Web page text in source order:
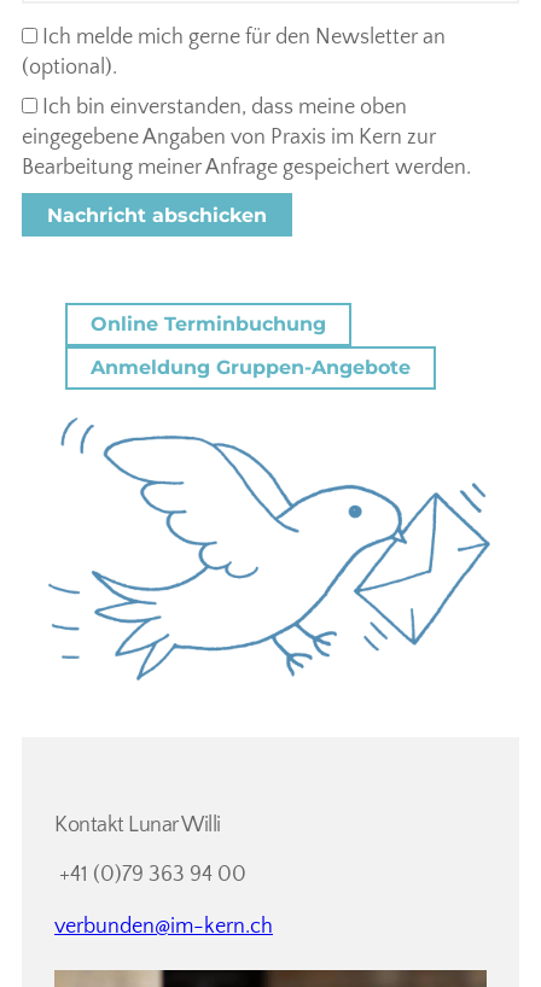
Ich melde mich gerne für den Newsletter an
(optional).
Ich bin einverstanden, dass meine oben
eingegebene Angaben von Praxis im Kern zur
Bearbeitung meiner Anfrage gespeichert werden.
Online Terminbuchung
Anmeldung Gruppen-Angebote
Kontakt Lunar Willi
+41 (0)79 363 94 00
verbunden@im-kern.ch